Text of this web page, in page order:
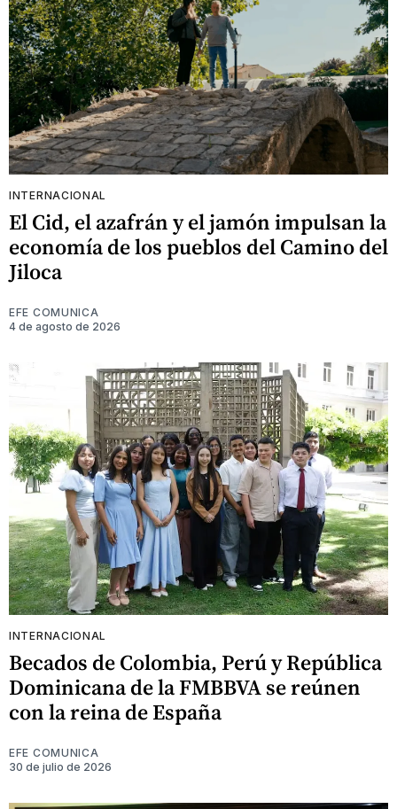
INTERNACIONAL
El Cid, el azafrán y el jamón impulsan la
economía de los pueblos del Camino del
Jiloca
EFE COMUNICA
4 de agosto de 2026
INTERNACIONAL
Becados de Colombia, Perú y República
Dominicana de la FMBBVA se reúnen
con la reina de España
EFE COMUNICA
30 de julio de 2026